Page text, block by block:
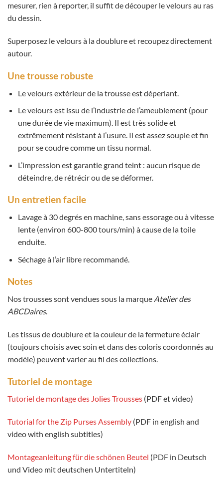
mesurer, rien à reporter, il suffit de découper le velours au ras
du dessin.
Superposez le velours à la doublure et recoupez directement
autour.
Une trousse robuste
Le velours extérieur de la trousse est déperlant.
Le velours est issu de l’industrie de l’ameublement (pour
une durée de vie maximum). Il est très solide et
extrêmement résistant à l’usure. Il est assez souple et fin
pour se coudre comme un tissu normal.
L’impression est garantie grand teint : aucun risque de
déteindre, de rétrécir ou de se déformer.
Un entretien facile
Lavage à 30 degrés en machine, sans essorage ou à vitesse
lente (environ 600-800 tours/min) à cause de la toile
enduite.
Séchage à l’air libre recommandé.
Notes
Nos trousses sont vendues sous la marque Atelier des
ABCDaires.
Les tissus de doublure et la couleur de la fermeture éclair
(toujours choisis avec soin et dans des coloris coordonnés au
modèle) peuvent varier au fil des collections.
Tutoriel de montage
Tutoriel de montage des Jolies Trousses (PDF et video)
Tutorial for the Zip Purses Assembly (PDF in english and
video with english subtitles)
Montageanleitung für die schönen Beutel (PDF in Deutsch
und Video mit deutschen Untertiteln)